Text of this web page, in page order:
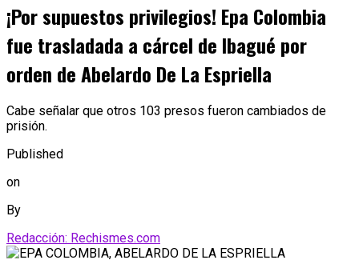
¡Por supuestos privilegios! Epa Colombia
fue trasladada a cárcel de Ibagué por
orden de Abelardo De La Espriella
Cabe señalar que otros 103 presos fueron cambiados de
prisión.
Published
on
By
Redacción: Rechismes.com